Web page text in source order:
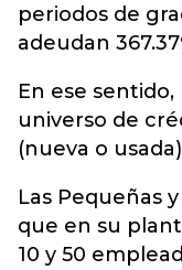
periodos de
adeudan
En ese
universo de
(nueva o
Las Pequeñas
que en su
10 y 50